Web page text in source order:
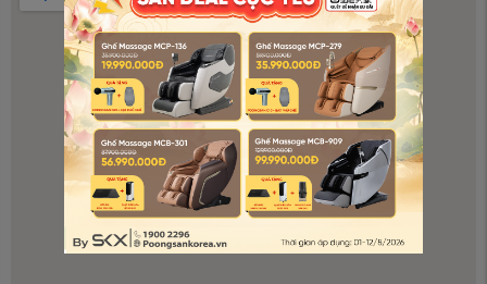
Hotline:19002296
Giờ mở cửa:8h -21h30
Chỗ để xe:Có chỗ để xe ô tô
Poongsan 513 Nguyễn Hữu Thọ, Đà Nẵng
Địa chỉ:513 Nguyễn Hữu Thọ, Cẩm Lệ, Đà Nẵng
19002296